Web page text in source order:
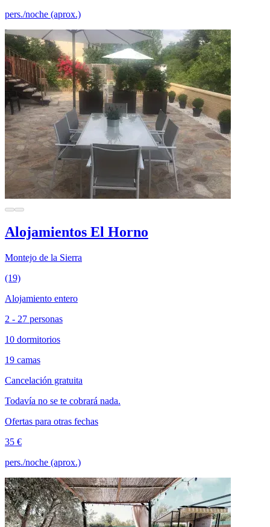
pers./noche (aprox.)
Alojamientos El Horno
Montejo de la Sierra
(19)
Alojamiento entero
2 - 27 personas
10 dormitorios
19 camas
Cancelación gratuita
Todavía no se te cobrará nada.
Ofertas para otras fechas
35 €
pers./noche (aprox.)